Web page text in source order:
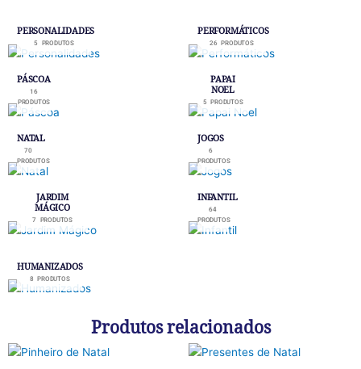
PERSONALIDADES
5 PRODUTOS
PERFORMÁTICOS
26 PRODUTOS
PÁSCOA
16
PRODUTOS
PAPAI
NOEL
5 PRODUTOS
NATAL
70
PRODUTOS
JOGOS
6
PRODUTOS
JARDIM
MÁGICO
7 PRODUTOS
INFANTIL
64
PRODUTOS
HUMANIZADOS
8 PRODUTOS
Produtos relacionados